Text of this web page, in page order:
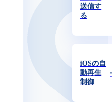
送信す
る
iOSの自
動再生
制御